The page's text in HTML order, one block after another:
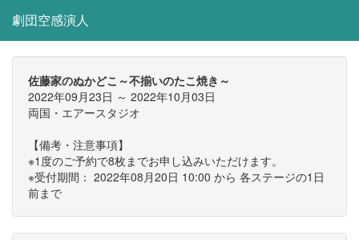
劇団空感演人
佐藤家のぬかどこ～不揃いのたこ焼き～
2022年09月23日 ～ 2022年10月03日
両国・エアースタジオ
【備考・注意事項】
※1度のご予約で8枚までお申し込みいただけます。
※受付期間： 2022年08月20日 10:00 から 各ステージの1日
前まで